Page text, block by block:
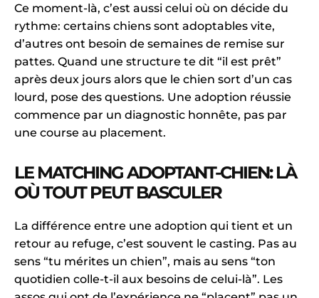
Ce moment-là, c’est aussi celui où on décide du
rythme: certains chiens sont adoptables vite,
d’autres ont besoin de semaines de remise sur
pattes. Quand une structure te dit “il est prêt”
après deux jours alors que le chien sort d’un cas
lourd, pose des questions. Une adoption réussie
commence par un diagnostic honnête, pas par
une course au placement.
LE MATCHING ADOPTANT-CHIEN: LÀ
OÙ TOUT PEUT BASCULER
La différence entre une adoption qui tient et un
retour au refuge, c’est souvent le casting. Pas au
sens “tu mérites un chien”, mais au sens “ton
quotidien colle-t-il aux besoins de celui-là”. Les